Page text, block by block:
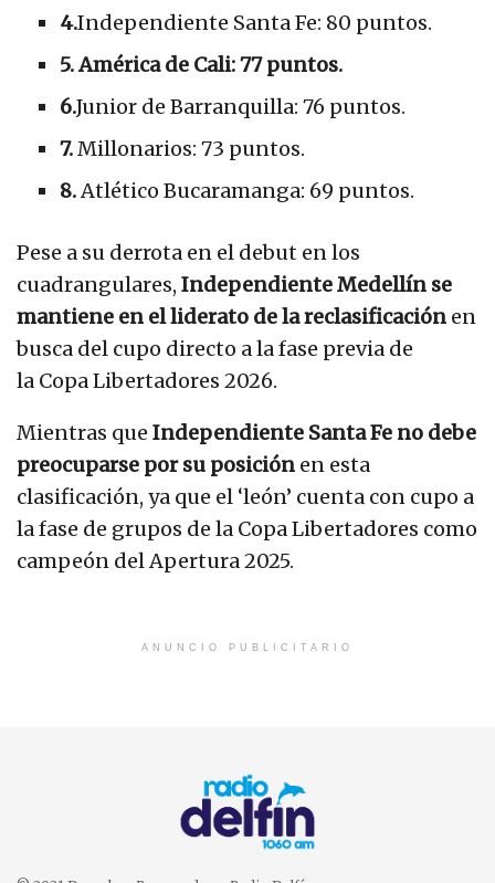
4.Independiente Santa Fe: 80 puntos.
5. América de Cali: 77 puntos.
6.Junior de Barranquilla: 76 puntos.
7.Millonarios: 73 puntos.
8.Atlético Bucaramanga: 69 puntos.
Pese a su derrota en el debut en los
cuadrangulares, Independiente Medellín se
mantiene en el liderato de la reclasificación en
busca del cupo directo a la fase previa de
la Copa Libertadores 2026.
Mientras que Independiente Santa Fe no debe
preocuparse por su posición en esta
clasificación, ya que el ‘león’ cuenta con cupo a
la fase de grupos de la Copa Libertadores como
campeón del Apertura 2025.
ANUNCIO PUBLICITARIO